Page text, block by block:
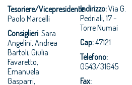
Tesoriere/Vicepresidente:
Paolo Marcelli
Consiglieri: Sara
Angelini, Andrea
Bartoli, Giulia
Favaretto,
Emanuela
Gasparri,
Indirizzo:Via G.
Pedriali, 17 -
Torre Numai
Cap:47121
Telefono:
0543/31645
Fax: